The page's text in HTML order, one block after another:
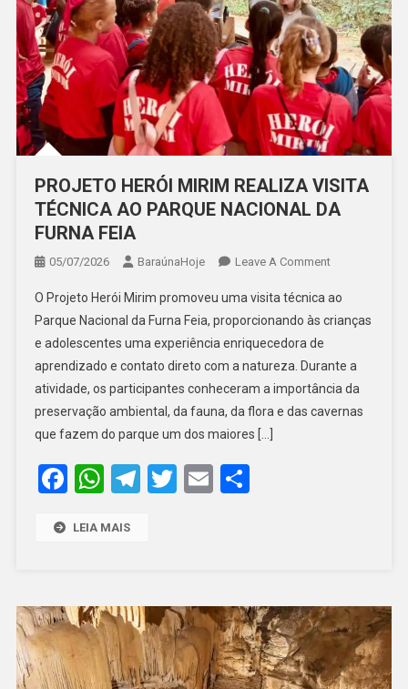
PROJETO HERÓI MIRIM REALIZA VISITA
TÉCNICA AO PARQUE NACIONAL DA
FURNA FEIA
05/07/2026 BaraúnaHoje Leave A CommentOn
HERÓI
MIRIM
VISITA
TÉCNICA
AO
O Projeto Herói Mirim promoveu uma visita técnica ao
Parque Nacional da Furna Feia, proporcionando às crianças
e adolescentes uma experiência enriquecedora de
aprendizado e contato direto com a natureza. Durante a
atividade, os participantes conheceram a importância da
preservação ambiental, da fauna, da flora e das cavernas
que fazem do parque um dos maiores […]
Facebook
WhatsApp
Telegram
Twitter
EmailShare
LEIA MAIS